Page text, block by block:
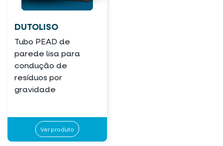
DUTOLISO
Tubo PEAD de
parede lisa para
condução de
resíduos por
gravidade
Ver produto